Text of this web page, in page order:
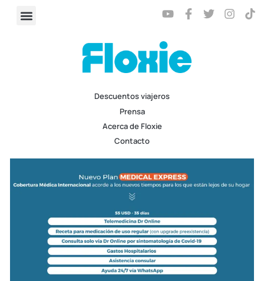
Descuentos viajeros
Prensa
Acerca de Floxie
Contacto